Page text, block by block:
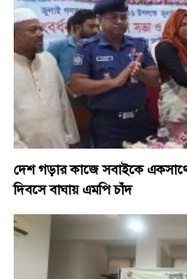
দেশ গড়ার কাজে সবাইকে
দিবসে বাঘায় এমপি চাঁদ